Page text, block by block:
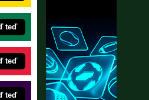
teď
teď
teď